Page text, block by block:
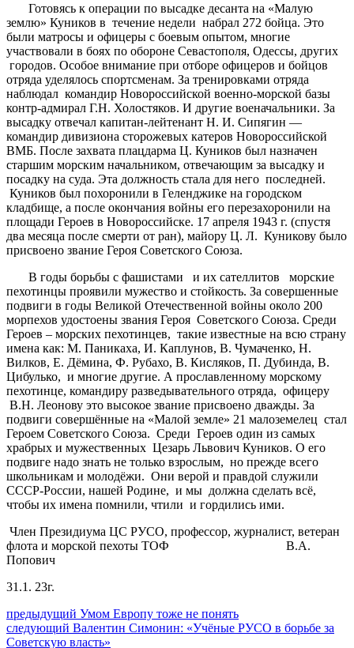
Готовясь к операции по высадке десанта на «Малую
землю» Куников в течение недели набрал 272 бойца. Это
были матросы и офицеры с боевым опытом, многие
участвовали в боях по обороне Севастополя, Одессы, других
городов. Особое внимание при отборе офицеров и бойцов
отряда уделялось спортсменам. За тренировками отряда
наблюдал командир Новороссийской военно-морской базы
контр-адмирал Г.Н. Холостяков. И другие военачальники. За
высадку отвечал капитан-лейтенант Н. И. Сипягин —
командир дивизиона сторожевых катеров Новороссийской
ВМБ. После захвата плацдарма Ц. Куников был назначен
старшим морским начальником, отвечающим за высадку и
посадку на суда. Эта должность стала для него последней.
Куников был похоронили в Геленджике на городском
кладбище, а после окончания войны его перезахоронили на
площади Героев в Новороссийске. 17 апреля 1943 г. (спустя
два месяца после смерти от ран), майору Ц. Л. Куникову было
присвоено звание Героя Советского Союза.
В годы борьбы с фашистами и их сателлитов морские
пехотинцы проявили мужество и стойкость. За совершенные
подвиги в годы Великой Отечественной войны около 200
морпехов удостоены звания Героя Советского Союза. Среди
Героев – морских пехотинцев, такие известные на всю страну
имена как: М. Паникаха, И. Каплунов, В. Чумаченко, Н.
Вилков, Е. Дёмина, Ф. Рубахо, В. Кисляков, П. Дубинда, В.
Цибулько, и многие другие. А прославленному морскому
пехотинце, командиру разведывательного отряда, офицеру
В.Н. Леонову это высокое звание присвоено дважды. За
подвиги совершённые на «Малой земле» 21 малоземелец стал
Героем Советского Союза. Среди Героев один из самых
храбрых и мужественных Цезарь Львович Куников. О его
подвиге надо знать не только взрослым, но прежде всего
школьникам и молодёжи. Они верой и правдой служили
СССР-России, нашей Родине, и мы должна сделать всё,
чтобы их имена помнили, чтили и гордились ими.
Член Президиума ЦС РУСО, профессор, журналист, ветеран
флота и морской пехоты ТОФ В.А.
Попович
31.1. 23г.
Навигация
по
предыдущий Предыдущий
пост:
Умом Европу тоже не понять
следующий Следующее
сообщение:
Валентин Симонин: «Учёные РУСО в борьбе за
Советскую власть»